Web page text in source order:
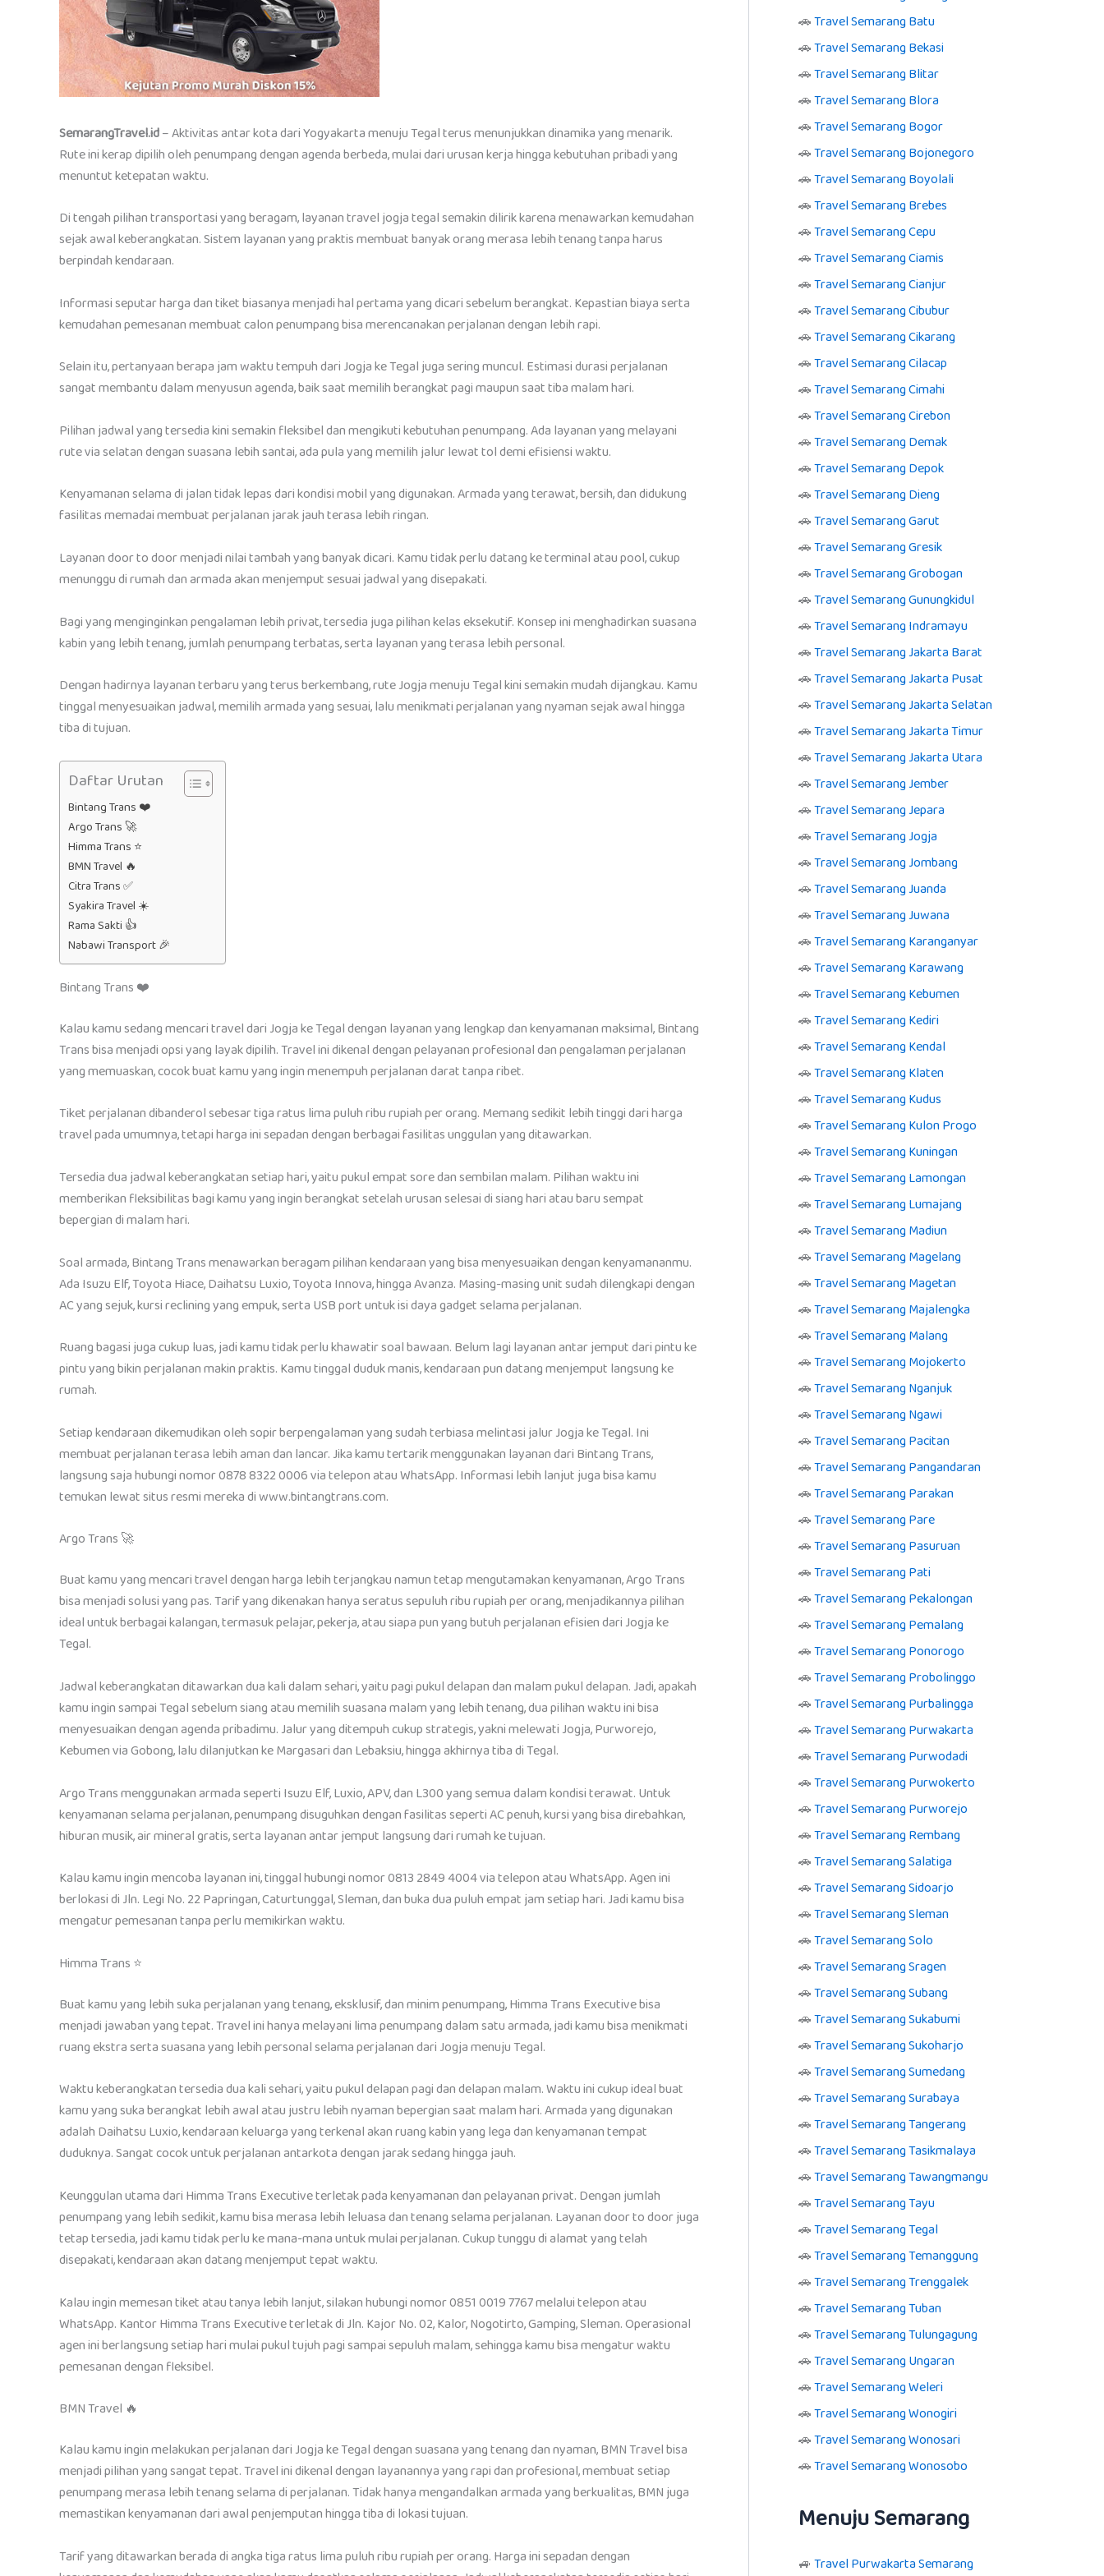
SemarangTravel.id– Aktivitas antar kota dari Yogyakarta menuju Tegal terus menunjukkan dinamika yang menarik.
Rute ini kerap dipilih oleh penumpang dengan agenda berbeda, mulai dari urusan kerja hingga kebutuhan pribadi yang
menuntut ketepatan waktu.
Di tengah pilihan transportasi yang beragam, layanan travel jogja tegal semakin dilirik karena menawarkan kemudahan
sejak awal keberangkatan. Sistem layanan yang praktis membuat banyak orang merasa lebih tenang tanpa harus
berpindah kendaraan.
Informasi seputar harga dan tiket biasanya menjadi hal pertama yang dicari sebelum berangkat. Kepastian biaya serta
kemudahan pemesanan membuat calon penumpang bisa merencanakan perjalanan dengan lebih rapi.
Selain itu, pertanyaan berapa jam waktu tempuh dari Jogja ke Tegal juga sering muncul. Estimasi durasi perjalanan
sangat membantu dalam menyusun agenda, baik saat memilih berangkat pagi maupun saat tiba malam hari.
Pilihan jadwal yang tersedia kini semakin fleksibel dan mengikuti kebutuhan penumpang. Ada layanan yang melayani
rute via selatan dengan suasana lebih santai, ada pula yang memilih jalur lewat tol demi efisiensi waktu.
Kenyamanan selama di jalan tidak lepas dari kondisi mobil yang digunakan. Armada yang terawat, bersih, dan didukung
fasilitas memadai membuat perjalanan jarak jauh terasa lebih ringan.
Layanan door to door menjadi nilai tambah yang banyak dicari. Kamu tidak perlu datang ke terminal atau pool, cukup
menunggu di rumah dan armada akan menjemput sesuai jadwal yang disepakati.
Bagi yang menginginkan pengalaman lebih privat, tersedia juga pilihan kelas eksekutif. Konsep ini menghadirkan suasana
kabin yang lebih tenang, jumlah penumpang terbatas, serta layanan yang terasa lebih personal.
Dengan hadirnya layanan terbaru yang terus berkembang, rute Jogja menuju Tegal kini semakin mudah dijangkau. Kamu
tinggal menyesuaikan jadwal, memilih armada yang sesuai, lalu menikmati perjalanan yang nyaman sejak awal hingga
tiba di tujuan.
Daftar Urutan
Bintang Trans ❤️
Argo Trans 🚀
Himma Trans ⭐
BMN Travel 🔥
Citra Trans ✅
Syakira Travel ☀️
Rama Sakti 👍
Nabawi Transport 🎉
Bintang Trans ❤️
Kalau kamu sedang mencari travel dari Jogja ke Tegal dengan layanan yang lengkap dan kenyamanan maksimal, Bintang
Trans bisa menjadi opsi yang layak dipilih. Travel ini dikenal dengan pelayanan profesional dan pengalaman perjalanan
yang memuaskan, cocok buat kamu yang ingin menempuh perjalanan darat tanpa ribet.
Tiket perjalanan dibanderol sebesar tiga ratus lima puluh ribu rupiah per orang. Memang sedikit lebih tinggi dari harga
travel pada umumnya, tetapi harga ini sepadan dengan berbagai fasilitas unggulan yang ditawarkan.
Tersedia dua jadwal keberangkatan setiap hari, yaitu pukul empat sore dan sembilan malam. Pilihan waktu ini
memberikan fleksibilitas bagi kamu yang ingin berangkat setelah urusan selesai di siang hari atau baru sempat
bepergian di malam hari.
Soal armada, Bintang Trans menawarkan beragam pilihan kendaraan yang bisa menyesuaikan dengan kenyamananmu.
Ada Isuzu Elf, Toyota Hiace, Daihatsu Luxio, Toyota Innova, hingga Avanza. Masing-masing unit sudah dilengkapi dengan
AC yang sejuk, kursi reclining yang empuk, serta USB port untuk isi daya gadget selama perjalanan.
Ruang bagasi juga cukup luas, jadi kamu tidak perlu khawatir soal bawaan. Belum lagi layanan antar jemput dari pintu ke
pintu yang bikin perjalanan makin praktis. Kamu tinggal duduk manis, kendaraan pun datang menjemput langsung ke
rumah.
Setiap kendaraan dikemudikan oleh sopir berpengalaman yang sudah terbiasa melintasi jalur Jogja ke Tegal. Ini
membuat perjalanan terasa lebih aman dan lancar. Jika kamu tertarik menggunakan layanan dari Bintang Trans,
langsung saja hubungi nomor 0878 8322 0006 via telepon atau WhatsApp. Informasi lebih lanjut juga bisa kamu
temukan lewat situs resmi mereka di www.bintangtrans.com.
Argo Trans 🚀
Buat kamu yang mencari travel dengan harga lebih terjangkau namun tetap mengutamakan kenyamanan, Argo Trans
bisa menjadi solusi yang pas. Tarif yang dikenakan hanya seratus sepuluh ribu rupiah per orang, menjadikannya pilihan
ideal untuk berbagai kalangan, termasuk pelajar, pekerja, atau siapa pun yang butuh perjalanan efisien dari Jogja ke
Tegal.
Jadwal keberangkatan ditawarkan dua kali dalam sehari, yaitu pagi pukul delapan dan malam pukul delapan. Jadi, apakah
kamu ingin sampai Tegal sebelum siang atau memilih suasana malam yang lebih tenang, dua pilihan waktu ini bisa
menyesuaikan dengan agenda pribadimu. Jalur yang ditempuh cukup strategis, yakni melewati Jogja, Purworejo,
Kebumen via Gobong, lalu dilanjutkan ke Margasari dan Lebaksiu, hingga akhirnya tiba di Tegal.
Argo Trans menggunakan armada seperti Isuzu Elf, Luxio, APV, dan L300 yang semua dalam kondisi terawat. Untuk
kenyamanan selama perjalanan, penumpang disuguhkan dengan fasilitas seperti AC penuh, kursi yang bisa direbahkan,
hiburan musik, air mineral gratis, serta layanan antar jemput langsung dari rumah ke tujuan.
Kalau kamu ingin mencoba layanan ini, tinggal hubungi nomor 0813 2849 4004 via telepon atau WhatsApp. Agen ini
berlokasi di Jln. Legi No. 22 Papringan, Caturtunggal, Sleman, dan buka dua puluh empat jam setiap hari. Jadi kamu bisa
mengatur pemesanan tanpa perlu memikirkan waktu.
Himma Trans ⭐
Buat kamu yang lebih suka perjalanan yang tenang, eksklusif, dan minim penumpang, Himma Trans Executive bisa
menjadi jawaban yang tepat. Travel ini hanya melayani lima penumpang dalam satu armada, jadi kamu bisa menikmati
ruang ekstra serta suasana yang lebih personal selama perjalanan dari Jogja menuju Tegal.
Waktu keberangkatan tersedia dua kali sehari, yaitu pukul delapan pagi dan delapan malam. Waktu ini cukup ideal buat
kamu yang suka berangkat lebih awal atau justru lebih nyaman bepergian saat malam hari. Armada yang digunakan
adalah Daihatsu Luxio, kendaraan keluarga yang terkenal akan ruang kabin yang lega dan kenyamanan tempat
duduknya. Sangat cocok untuk perjalanan antarkota dengan jarak sedang hingga jauh.
Keunggulan utama dari Himma Trans Executive terletak pada kenyamanan dan pelayanan privat. Dengan jumlah
penumpang yang lebih sedikit, kamu bisa merasa lebih leluasa dan tenang selama perjalanan. Layanan door to door juga
tetap tersedia, jadi kamu tidak perlu ke mana-mana untuk mulai perjalanan. Cukup tunggu di alamat yang telah
disepakati, kendaraan akan datang menjemput tepat waktu.
Kalau ingin memesan tiket atau tanya lebih lanjut, silakan hubungi nomor 0851 0019 7767 melalui telepon atau
WhatsApp. Kantor Himma Trans Executive terletak di Jln. Kajor No. 02, Kalor, Nogotirto, Gamping, Sleman. Operasional
agen ini berlangsung setiap hari mulai pukul tujuh pagi sampai sepuluh malam, sehingga kamu bisa mengatur waktu
pemesanan dengan fleksibel.
BMN Travel 🔥
Kalau kamu ingin melakukan perjalanan dari Jogja ke Tegal dengan suasana yang tenang dan nyaman, BMN Travel bisa
menjadi pilihan yang sangat tepat. Travel ini dikenal dengan layanannya yang rapi dan profesional, membuat setiap
penumpang merasa lebih tenang selama di perjalanan. Tidak hanya mengandalkan armada yang berkualitas, BMN juga
memastikan kenyamanan dari awal penjemputan hingga tiba di lokasi tujuan.
Tarif yang ditawarkan berada di angka tiga ratus lima puluh ribu rupiah per orang. Harga ini sepadan dengan
🚗Travel Semarang Batu
🚗Travel Semarang Bekasi
🚗Travel Semarang Blitar
🚗Travel Semarang Blora
🚗Travel Semarang Bogor
🚗Travel Semarang Bojonegoro
🚗Travel Semarang Boyolali
🚗Travel Semarang Brebes
🚗Travel Semarang Cepu
🚗Travel Semarang Ciamis
🚗Travel Semarang Cianjur
🚗Travel Semarang Cibubur
🚗Travel Semarang Cikarang
🚗Travel Semarang Cilacap
🚗Travel Semarang Cimahi
🚗Travel Semarang Cirebon
🚗Travel Semarang Demak
🚗Travel Semarang Depok
🚗Travel Semarang Dieng
🚗Travel Semarang Garut
🚗Travel Semarang Gresik
🚗Travel Semarang Grobogan
🚗Travel Semarang Gunungkidul
🚗Travel Semarang Indramayu
🚗Travel Semarang Jakarta Barat
🚗Travel Semarang Jakarta Pusat
🚗Travel Semarang Jakarta Selatan
🚗Travel Semarang Jakarta Timur
🚗Travel Semarang Jakarta Utara
🚗Travel Semarang Jember
🚗Travel Semarang Jepara
🚗Travel Semarang Jogja
🚗Travel Semarang Jombang
🚗Travel Semarang Juanda
🚗Travel Semarang Juwana
🚗Travel Semarang Karanganyar
🚗Travel Semarang Karawang
🚗Travel Semarang Kebumen
🚗Travel Semarang Kediri
🚗Travel Semarang Kendal
🚗Travel Semarang Klaten
🚗Travel Semarang Kudus
🚗Travel Semarang Kulon Progo
🚗Travel Semarang Kuningan
🚗Travel Semarang Lamongan
🚗Travel Semarang Lumajang
🚗Travel Semarang Madiun
🚗Travel Semarang Magelang
🚗Travel Semarang Magetan
🚗Travel Semarang Majalengka
🚗Travel Semarang Malang
🚗Travel Semarang Mojokerto
🚗Travel Semarang Nganjuk
🚗Travel Semarang Ngawi
🚗Travel Semarang Pacitan
🚗Travel Semarang Pangandaran
🚗Travel Semarang Parakan
🚗Travel Semarang Pare
🚗Travel Semarang Pasuruan
🚗Travel Semarang Pati
🚗Travel Semarang Pekalongan
🚗Travel Semarang Pemalang
🚗Travel Semarang Ponorogo
🚗Travel Semarang Probolinggo
🚗Travel Semarang Purbalingga
🚗Travel Semarang Purwakarta
🚗Travel Semarang Purwodadi
🚗Travel Semarang Purwokerto
🚗Travel Semarang Purworejo
🚗Travel Semarang Rembang
🚗Travel Semarang Salatiga
🚗Travel Semarang Sidoarjo
🚗Travel Semarang Sleman
🚗Travel Semarang Solo
🚗Travel Semarang Sragen
🚗Travel Semarang Subang
🚗Travel Semarang Sukabumi
🚗Travel Semarang Sukoharjo
🚗Travel Semarang Sumedang
🚗Travel Semarang Surabaya
🚗Travel Semarang Tangerang
🚗Travel Semarang Tasikmalaya
🚗Travel Semarang Tawangmangu
🚗Travel Semarang Tayu
🚗Travel Semarang Tegal
🚗Travel Semarang Temanggung
🚗Travel Semarang Trenggalek
🚗Travel Semarang Tuban
🚗Travel Semarang Tulungagung
🚗Travel Semarang Ungaran
🚗Travel Semarang Weleri
🚗Travel Semarang Wonogiri
🚗Travel Semarang Wonosari
🚗Travel Semarang Wonosobo
Menuju Semarang
🚙 Travel Purwakarta Semarang